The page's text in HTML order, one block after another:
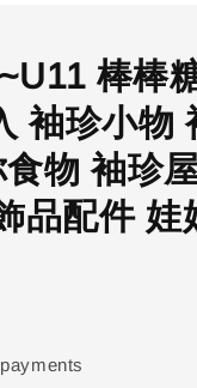
棒棒
袖珍小物
物 袖珍
品配件 娃